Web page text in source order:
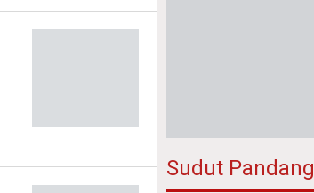
Sudut Pandang